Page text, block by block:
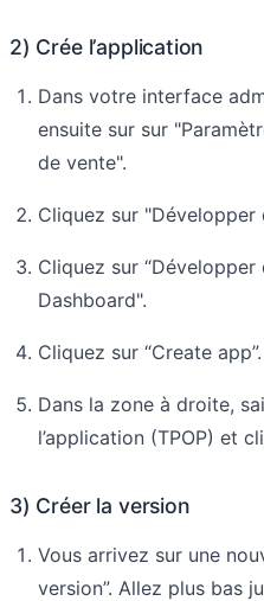
2) Crée l’application
Dans votre interface
ensuite sur sur
de vente".
Cliquez sur "Développer
Cliquez sur
Dashboard".
Cliquez sur “Create app”.
Dans la zone à droite,
l’application (TPOP) et
3) Créer la version
Vous arrivez sur une
version”. Allez plus bas